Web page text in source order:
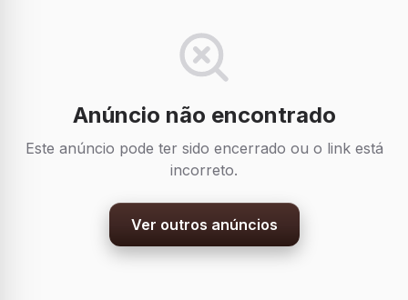
Anúncio não encontrado
Este anúncio pode ter sido encerrado ou o link está
incorreto.
Ver outros anúncios